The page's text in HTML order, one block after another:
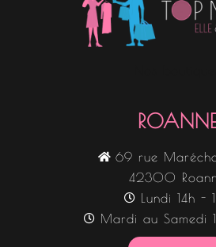
69 rue
42300
Lundi 14h -
Mardi au Samedi